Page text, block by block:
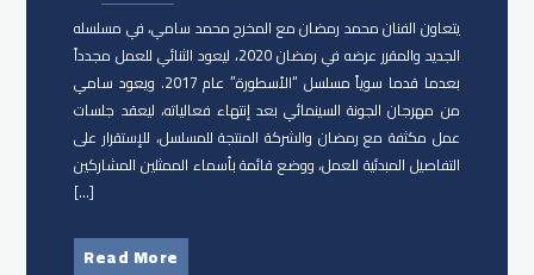
يتعاون الفنان ​محمد رمضان​ مع المخرج ​محمد سامي​، في مسلسله
الجديد والمقرر عرضه في رمضان 2020، ليعود الثنائي للعمل مجدداً
بعدما قدما سوياً مسلسل “الأسطورة” عام 2017. ويعود سامي
من ​مهرجان الجونة السينمائي بعد إنتهاء فعالياته، ليعقد جلسات
عمل مكثفة مع رمضان والشركة المنتجة للمسلسل، للإستقرار على
التفاصيل المبدئية للعمل، ووضع قائمة بأسماء الممثلين المشاركين
[…]
Read More